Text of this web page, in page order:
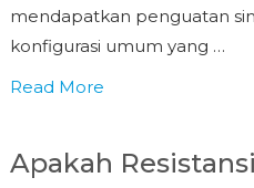
mendapatkan penguatan
konfigurasi umum yang …
Read More
Apakah